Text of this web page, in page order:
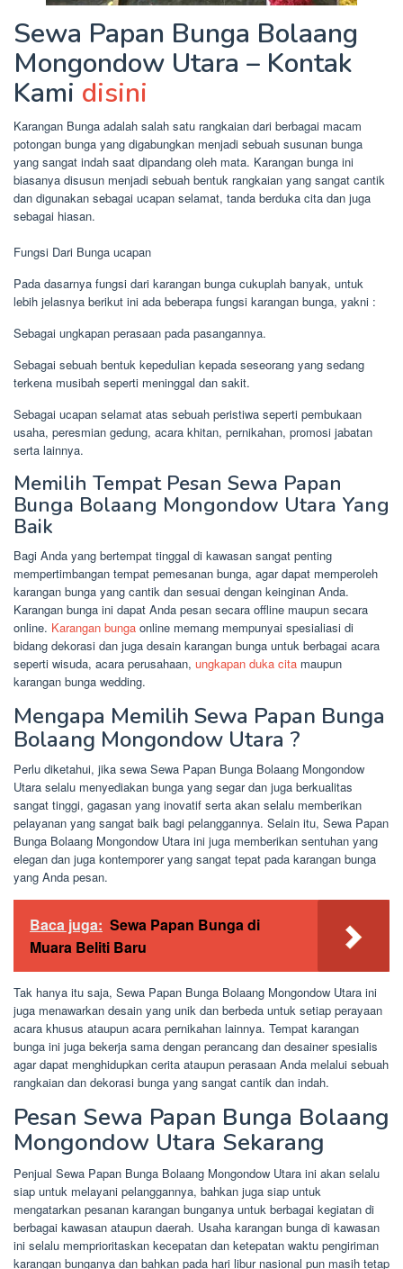
Sewa Papan Bunga Bolaang
Mongondow Utara – Kontak
Kami disini
Karangan Bunga adalah salah satu rangkaian dari berbagai macam
potongan bunga yang digabungkan menjadi sebuah susunan bunga
yang sangat indah saat dipandang oleh mata. Karangan bunga ini
biasanya disusun menjadi sebuah bentuk rangkaian yang sangat cantik
dan digunakan sebagai ucapan selamat, tanda berduka cita dan juga
sebagai hiasan.
Fungsi Dari Bunga ucapan
Pada dasarnya fungsi dari karangan bunga cukuplah banyak, untuk
lebih jelasnya berikut ini ada beberapa fungsi karangan bunga, yakni :
Sebagai ungkapan perasaan pada pasangannya.
Sebagai sebuah bentuk kepedulian kepada seseorang yang sedang
terkena musibah seperti meninggal dan sakit.
Sebagai ucapan selamat atas sebuah peristiwa seperti pembukaan
usaha, peresmian gedung, acara khitan, pernikahan, promosi jabatan
serta lainnya.
Memilih Tempat Pesan Sewa Papan
Bunga Bolaang Mongondow Utara Yang
Baik
Bagi Anda yang bertempat tinggal di kawasan sangat penting
mempertimbangan tempat pemesanan bunga, agar dapat memperoleh
karangan bunga yang cantik dan sesuai dengan keinginan Anda.
Karangan bunga ini dapat Anda pesan secara offline maupun secara
online. Karangan bunga online memang mempunyai spesialiasi di
bidang dekorasi dan juga desain karangan bunga untuk berbagai acara
seperti wisuda, acara perusahaan, ungkapan duka cita maupun
karangan bunga wedding.
Mengapa Memilih Sewa Papan Bunga
Bolaang Mongondow Utara ?
Perlu diketahui, jika sewa Sewa Papan Bunga Bolaang Mongondow
Utara selalu menyediakan bunga yang segar dan juga berkualitas
sangat tinggi, gagasan yang inovatif serta akan selalu memberikan
pelayanan yang sangat baik bagi pelanggannya. Selain itu, Sewa Papan
Bunga Bolaang Mongondow Utara ini juga memberikan sentuhan yang
elegan dan juga kontemporer yang sangat tepat pada karangan bunga
yang Anda pesan.
Baca juga: Sewa Papan Bunga di
Muara Beliti Baru
Tak hanya itu saja, Sewa Papan Bunga Bolaang Mongondow Utara ini
juga menawarkan desain yang unik dan berbeda untuk setiap perayaan
acara khusus ataupun acara pernikahan lainnya. Tempat karangan
bunga ini juga bekerja sama dengan perancang dan desainer spesialis
agar dapat menghidupkan cerita ataupun perasaan Anda melalui sebuah
rangkaian dan dekorasi bunga yang sangat cantik dan indah.
Pesan Sewa Papan Bunga Bolaang
Mongondow Utara Sekarang
Penjual Sewa Papan Bunga Bolaang Mongondow Utara ini akan selalu
siap untuk melayani pelanggannya, bahkan juga siap untuk
mengatarkan pesanan karangan bunganya untuk berbagai kegiatan di
berbagai kawasan ataupun daerah. Usaha karangan bunga di kawasan
ini selalu memprioritaskan kecepatan dan ketepatan waktu pengiriman
karangan bunganya dan bahkan pada hari libur nasional pun masih tetap